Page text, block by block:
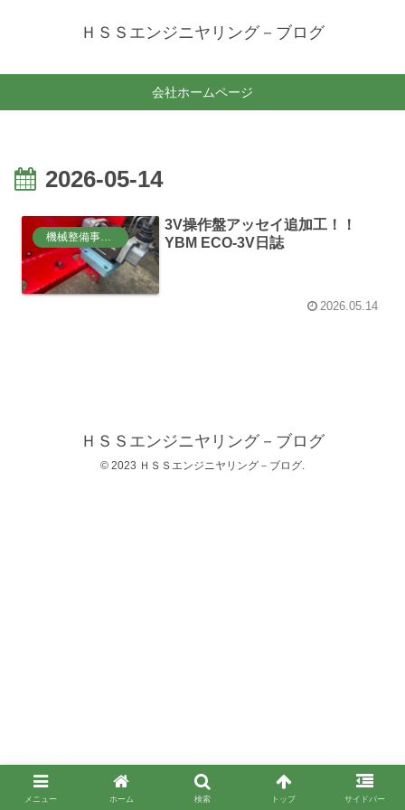
ＨＳＳエンジニヤリング－ブログ
会社ホームページ
2026-05-14
機械整備事業部
3V操作盤アッセイ追加工！！
YBM ECO-3V日誌
2026.05.14
ＨＳＳエンジニヤリング－ブログ
© 2023 ＨＳＳエンジニヤリング－ブログ.
メニュー ホーム 検索 トップ サイドバー